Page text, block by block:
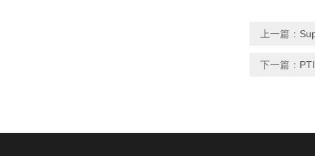
上一篇：
下一篇：